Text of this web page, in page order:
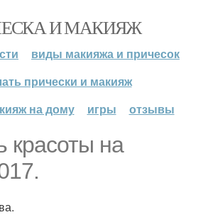
И МАКИЯЖ
виды макияжа и причесок
прически и макияж
на дому
игры отзывы
красоты на